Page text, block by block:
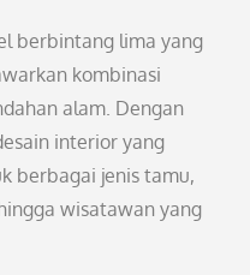
berbintang lima yang
kombinasi
alam. Dengan
interior yang
berbagai jenis tamu,
wisatawan yang